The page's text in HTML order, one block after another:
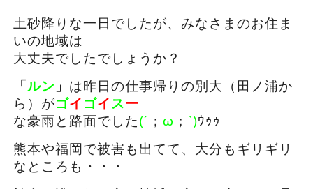
土砂降りな一日でしたが、みなさまのお住ま
いの地域は
大丈夫でしたでしょうか？
「 ルン 」 は昨日の仕事帰りの別大（田ノ浦か
ら）がゴイ ゴイ スー
な豪雨と路面でした(´ ； ω ； `)ｳｩｩ
熊本や福岡で被害も出てて、大分もギリギリ
なところも・・・